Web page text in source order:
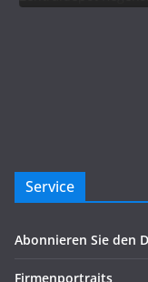
Service
Abonnieren Sie den
Firmenportraits